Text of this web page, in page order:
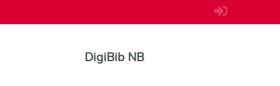
DigiBib NB